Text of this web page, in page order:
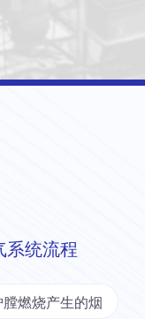
系统流程
燃烧产生的烟